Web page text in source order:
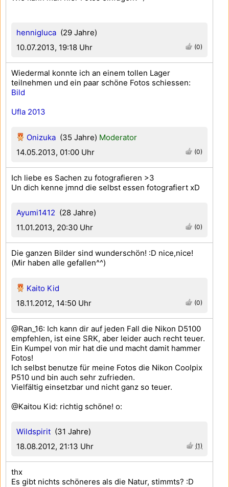
hennigluca (29 Jahre)
10.07.2013, 19:18 Uhr
(0)
Onizuka (35 Jahre) Moderator
14.05.2013, 01:00 Uhr
(0)
Wiedermal konnte ich an einem tollen Lager
teilnehmen und ein paar schöne Fotos schiessen:
Bild
Ufla 2013
Ayumi1412 (28 Jahre)
11.01.2013, 20:30 Uhr
(0)
Ich liebe es Sachen zu fotografieren >3
Un dich kenne jmnd die selbst essen fotografiert xD
Kaito Kid
18.11.2012, 14:50 Uhr
(0)
Die ganzen Bilder sind wunderschön! :D nice,nice!
(Mir haben alle gefallen^^)
Wildspirit (31 Jahre)
18.08.2012, 21:13 Uhr
(1)
@Ran_16: Ich kann dir auf jeden Fall die Nikon D5100
empfehlen, ist eine SRK, aber leider auch recht teuer.
Ein Kumpel von mir hat die und macht damit hammer
Fotos!
Ich selbst benutze für meine Fotos die Nikon Coolpix
P510 und bin auch sehr zufrieden.
Vielfältig einsetzbar und nicht ganz so teuer.
@Kaitou Kid: richtig schöne! o:
thx
Es gibt nichts schöneres als die Natur, stimmts? :D